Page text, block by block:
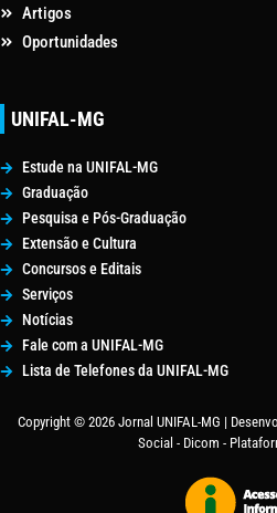
Artigos
Oportunidades
UNIFAL-MG
Estude na UNIFAL-MG
Graduação
Pesquisa e Pós-Graduação
Extensão e Cultura
Concursos e Editais
Serviços
Notícias
Fale com a UNIFAL-MG
Lista de Telefones da UNIFAL-MG
Copyright © 2026 Jornal UNIFAL-MG |
Social - Dicom -